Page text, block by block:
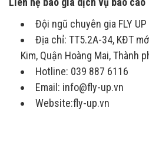
Đội ngũ chuyên gia FLY UP
Địa chỉ: TT5.2A-34, KĐT
Kim, Quận Hoàng Mai, Thành
Hotline: 039 887 6116
Email: info@fly-up.vn
Website:fly-up.vn